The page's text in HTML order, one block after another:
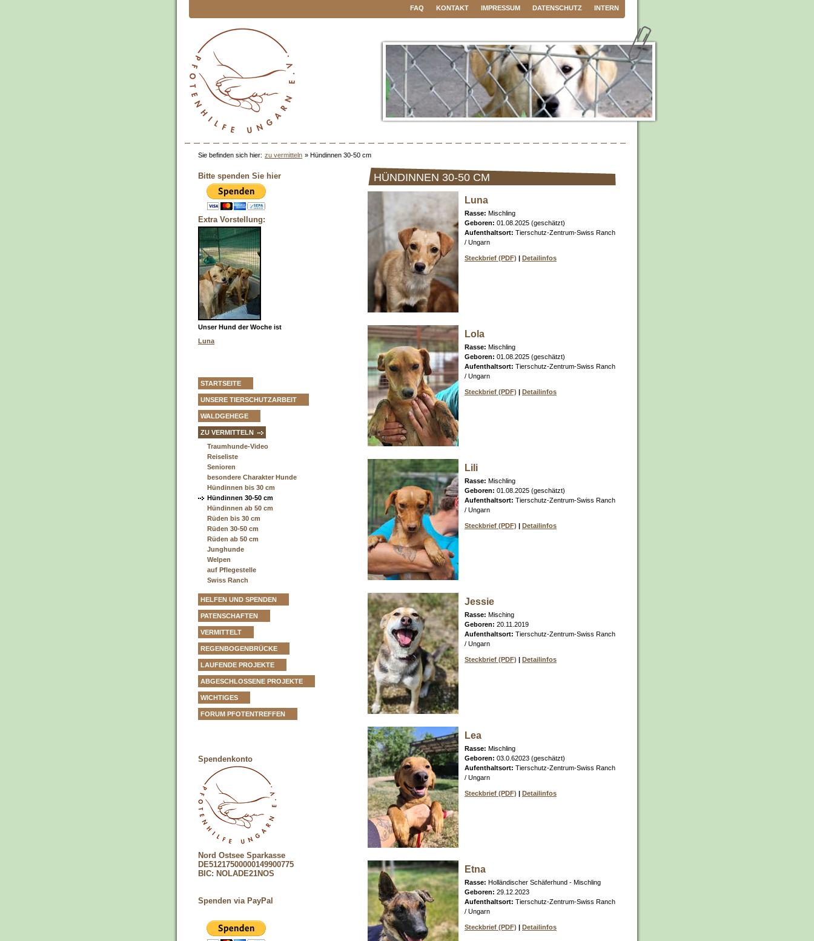
FAQ KONTAKT IMPRESSUM DATENSCHUTZ INTERN
Sie befinden sich hier: zu vermitteln » Hündinnen 30-50 cm
Bitte spenden Sie hier
Extra Vorstellung:
Unser Hund der Woche ist
Luna
STARTSEITE
UNSERE TIERSCHUTZARBEIT
WALDGEHEGE
ZU VERMITTELN
Traumhunde-Video
Reiseliste
Senioren
besondere Charakter Hunde
Hündinnen bis 30 cm
Hündinnen 30-50 cm
Hündinnen ab 50 cm
Rüden bis 30 cm
Rüden 30-50 cm
Rüden ab 50 cm
Junghunde
Welpen
auf Pflegestelle
Swiss Ranch
HELFEN UND SPENDEN
PATENSCHAFTEN
VERMITTELT
REGENBOGENBRÜCKE
LAUFENDE PROJEKTE
ABGESCHLOSSENE PROJEKTE
WICHTIGES
FORUM PFOTENTREFFEN
Spendenkonto
Nord Ostsee Sparkasse
DE51217500000149900775
BIC: NOLADE21NOS
Spenden via PayPal
HÜNDINNEN 30-50 CM
Luna
Rasse: Mischling
Geboren: 01.08.2025 (geschätzt)
Aufenthaltsort: Tierschutz-Zentrum-Swiss Ranch
/ Ungarn
Steckbrief (PDF) | Detailinfos
Lola
Rasse: Mischling
Geboren: 01.08.2025 (geschätzt)
Aufenthaltsort: Tierschutz-Zentrum-Swiss Ranch
/ Ungarn
Steckbrief (PDF) | Detailinfos
Lili
Rasse: Mischling
Geboren: 01.08.2025 (geschätzt)
Aufenthaltsort: Tierschutz-Zentrum-Swiss Ranch
/ Ungarn
Steckbrief (PDF) | Detailinfos
Jessie
Rasse: Misching
Geboren: 20.11.2019
Aufenthaltsort: Tierschutz-Zentrum-Swiss Ranch
/ Ungarn
Steckbrief (PDF) | Detailinfos
Lea
Rasse: Mischling
Geboren: 03.0.62023 (geschätzt)
Aufenthaltsort: Tierschutz-Zentrum-Swiss Ranch
/ Ungarn
Steckbrief (PDF) | Detailinfos
Etna
Rasse: Holländischer Schäferhund - Mischling
Geboren: 29.12.2023
Aufenthaltsort: Tierschutz-Zentrum-Swiss Ranch
/ Ungarn
Steckbrief (PDF) | Detailinfos